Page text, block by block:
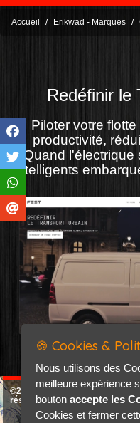
Accueil Erikwad - Marques
Redéfinir le
Piloter votre
productivité,
Quand
intelligents
©2026-2027 Erikwad tous droits
réservés
🍪 Cookies &
Nous utilisons des
meilleure expérience
bouton accepte les
Cookies et fermer